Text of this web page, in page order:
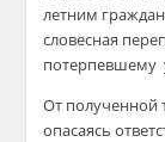
летним
словесная
потерпевшему
От полученной
опасаясь